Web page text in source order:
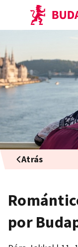
Atrás
por